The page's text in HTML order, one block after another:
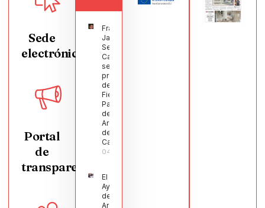
Sede
electrónica
Portal
de
transparencia
Francisco
Javier
Segura
Castellanos
será el
pregonero
de las
Fiestas
Patronales
de
Argamasilla
de
Calatrava
04/08/2026
El
Ayuntamiento
de
Argamasilla